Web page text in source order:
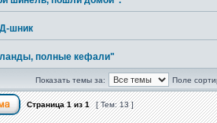
шник
полные кефали"
Показать темы за: Поле
Страница1из1 [ Тем: 13 ]